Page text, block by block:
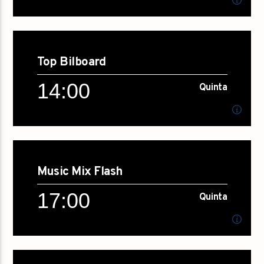
13:00 Quinta
[...]
Saiba mais...
Top Bilboard
14:00 Quinta
14:00 Quinta
[...]
Saiba mais...
Music Mix Flash
17:00 Quinta
17:00 Quinta